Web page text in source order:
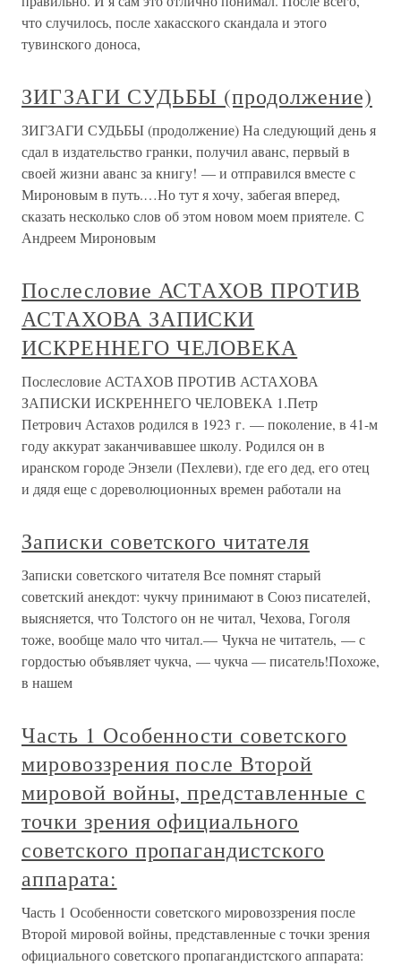
что случилось, после хакасского скандала и этого
тувинского доноса,
ЗИГЗАГИ СУДЬБЫ (продолжение)
ЗИГЗАГИ СУДЬБЫ (продолжение) На следующий день я
сдал в издательство гранки, получил аванс, первый в
своей жизни аванс за книгу! — и отправился вместе с
Мироновым в путь.…Но тут я хочу, забегая вперед,
сказать несколько слов об этом новом моем приятеле. С
Андреем Мироновым
Послесловие АСТАХОВ ПРОТИВ
АСТАХОВА ЗАПИСКИ
ИСКРЕННЕГО ЧЕЛОВЕКА
Послесловие АСТАХОВ ПРОТИВ АСТАХОВА
ЗАПИСКИ ИСКРЕННЕГО ЧЕЛОВЕКА 1.Петр
Петрович Астахов родился в 1923 г. — поколение, в 41-м
году аккурат заканчивавшее школу. Родился он в
иранском городе Энзели (Пехлеви), где его дед, его отец
и дядя еще с дореволюционных времен работали на
Записки советского читателя
Записки советского читателя Все помнят старый
советский анекдот: чукчу принимают в Союз писателей,
выясняется, что Толстого он не читал, Чехова, Гоголя
тоже, вообще мало что читал.— Чукча не читатель, — с
гордостью объявляет чукча, — чукча — писатель!Похоже,
в нашем
Часть 1 Особенности советского
мировоззрения после Второй
мировой войны, представленные с
точки зрения официального
советского пропагандистского
аппарата:
Часть 1 Особенности советского мировоззрения после
Второй мировой войны, представленные с точки зрения
официального советского пропагандистского аппарата: